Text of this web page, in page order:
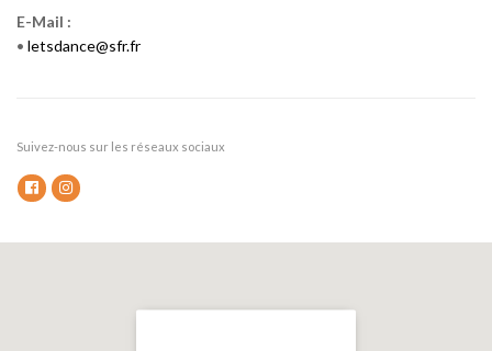
E-Mail :
• letsdance@sfr.fr
Suivez-nous sur les réseaux sociaux